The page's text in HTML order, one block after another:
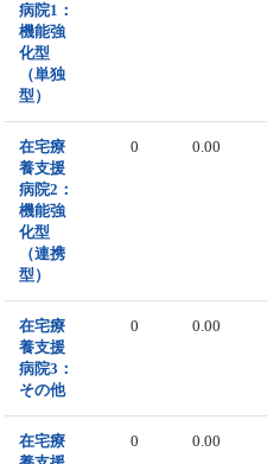
病院1：
機能強
化型
（単独
型）
在宅療
養支援
病院2：
機能強
化型
（連携
型）
0 0.00
在宅療
養支援
病院3：
その他
0 0.00
在宅療
0 0.00